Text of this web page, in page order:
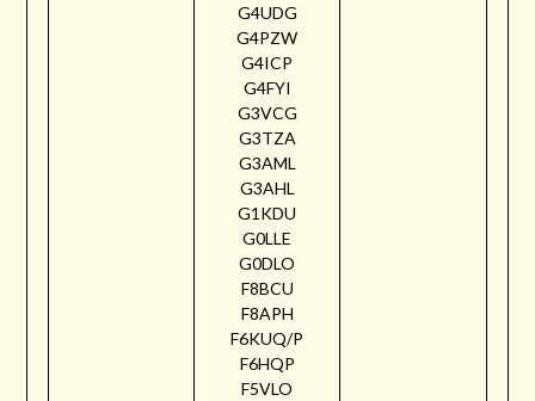
G4UDG
G4PZW
G4ICP
G4FYI
G3VCG
G3TZA
G3AML
G3AHL
G1KDU
G0LLE
G0DLO
F8BCU
F8APH
F6KUQ/P
F6HQP
F5VLO